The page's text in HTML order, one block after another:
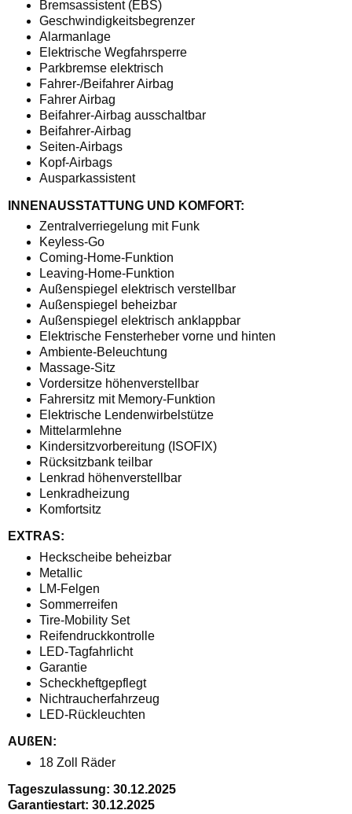
Bremsassistent (EBS)
Geschwindigkeitsbegrenzer
Alarmanlage
Elektrische Wegfahrsperre
Parkbremse elektrisch
Fahrer-/Beifahrer Airbag
Fahrer Airbag
Beifahrer-Airbag ausschaltbar
Beifahrer-Airbag
Seiten-Airbags
Kopf-Airbags
Ausparkassistent
INNENAUSSTATTUNG UND KOMFORT:
Zentralverriegelung mit Funk
Keyless-Go
Coming-Home-Funktion
Leaving-Home-Funktion
Außenspiegel elektrisch verstellbar
Außenspiegel beheizbar
Außenspiegel elektrisch anklappbar
Elektrische Fensterheber vorne und hinten
Ambiente-Beleuchtung
Massage-Sitz
Vordersitze höhenverstellbar
Fahrersitz mit Memory-Funktion
Elektrische Lendenwirbelstütze
Mittelarmlehne
Kindersitzvorbereitung (ISOFIX)
Rücksitzbank teilbar
Lenkrad höhenverstellbar
Lenkradheizung
Komfortsitz
EXTRAS:
Heckscheibe beheizbar
Metallic
LM-Felgen
Sommerreifen
Tire-Mobility Set
Reifendruckkontrolle
LED-Tagfahrlicht
Garantie
Scheckheftgepflegt
Nichtraucherfahrzeug
LED-Rückleuchten
AUßEN:
18 Zoll Räder
Tageszulassung: 30.12.2025
Garantiestart: 30.12.2025